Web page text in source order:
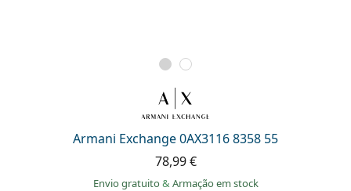
Armani Exchange 0AX3116 8358 55
78,99 €
Envio gratuito& Armação em stock